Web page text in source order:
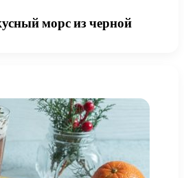
морс из черной